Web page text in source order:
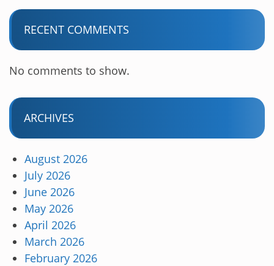
RECENT COMMENTS
No comments to show.
ARCHIVES
August 2026
July 2026
June 2026
May 2026
April 2026
March 2026
February 2026